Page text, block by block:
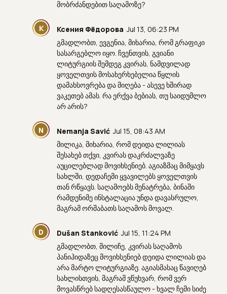
მობრძანდებით საღამოზე?
К Ксения Фёдорова Jul 13, 06:23 PM
გმადლობთ, ევგენია, მიხარია, რომ გრაფიკი
სასარგებლო იყო. ჩვენთვის, გვიანი
ლიტურგიის შემდეგ კვირას, ნამდვილად
ყოველთვის მოსახერხებელია წყლის
დამახსოვრება და მიღება - ასევე ხშირად
ვაკეთებ ამას. რა ერქვა ბებიას, თუ საიდუმლო
არ არის?
N Nemanja Savić Jul 15, 08:43 AM
მილიკა, მიხარია, რომ დეიდა ლილიას
შესახებ თქვი, კვირას დაკრძალვაზე
აუცილებლად მოვიხსენიებ. აგიაზმაც მიმყავს
სახლში, დედაჩემი ყვავილებს ყოველთვის
თან რწყავს. საღამოებს მენატრება, ბინაში
რამდენიმე ინსტალაცია უნდა დავასრულო,
მაგრამ ორშაბათს საღამოს მოვალ.
D Dušan Stanković Jul 15, 11:24 PM
გმადლობთ, მილიჩე, კვირას საღამოს
პანიჰიდაზეც მოვიხსენიებ დეიდა ლილიას და
არა მარტო ლიტურგიაზე. აგიასმასაც წავიღებ
სახლისთვის, მაგრამ ვწუხვარ, რომ ვერ
მოვასწრებ სადღესასწაულო - ხვალ ჩემი სიძე